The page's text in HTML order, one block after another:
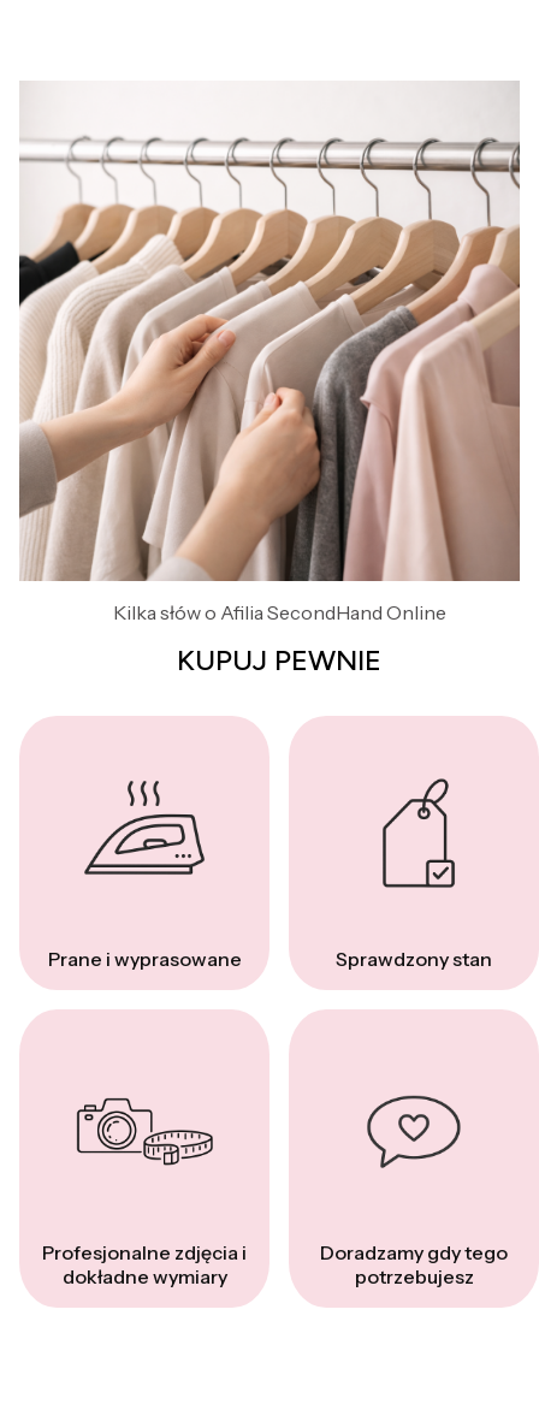
Kilka słów o Afilia SecondHand Online
KUPUJ PEWNIE
Prane i wyprasowane Sprawdzony stan
Profesjonalne zdjęcia i
dokładne wymiary
Doradzamy gdy tego
potrzebujesz